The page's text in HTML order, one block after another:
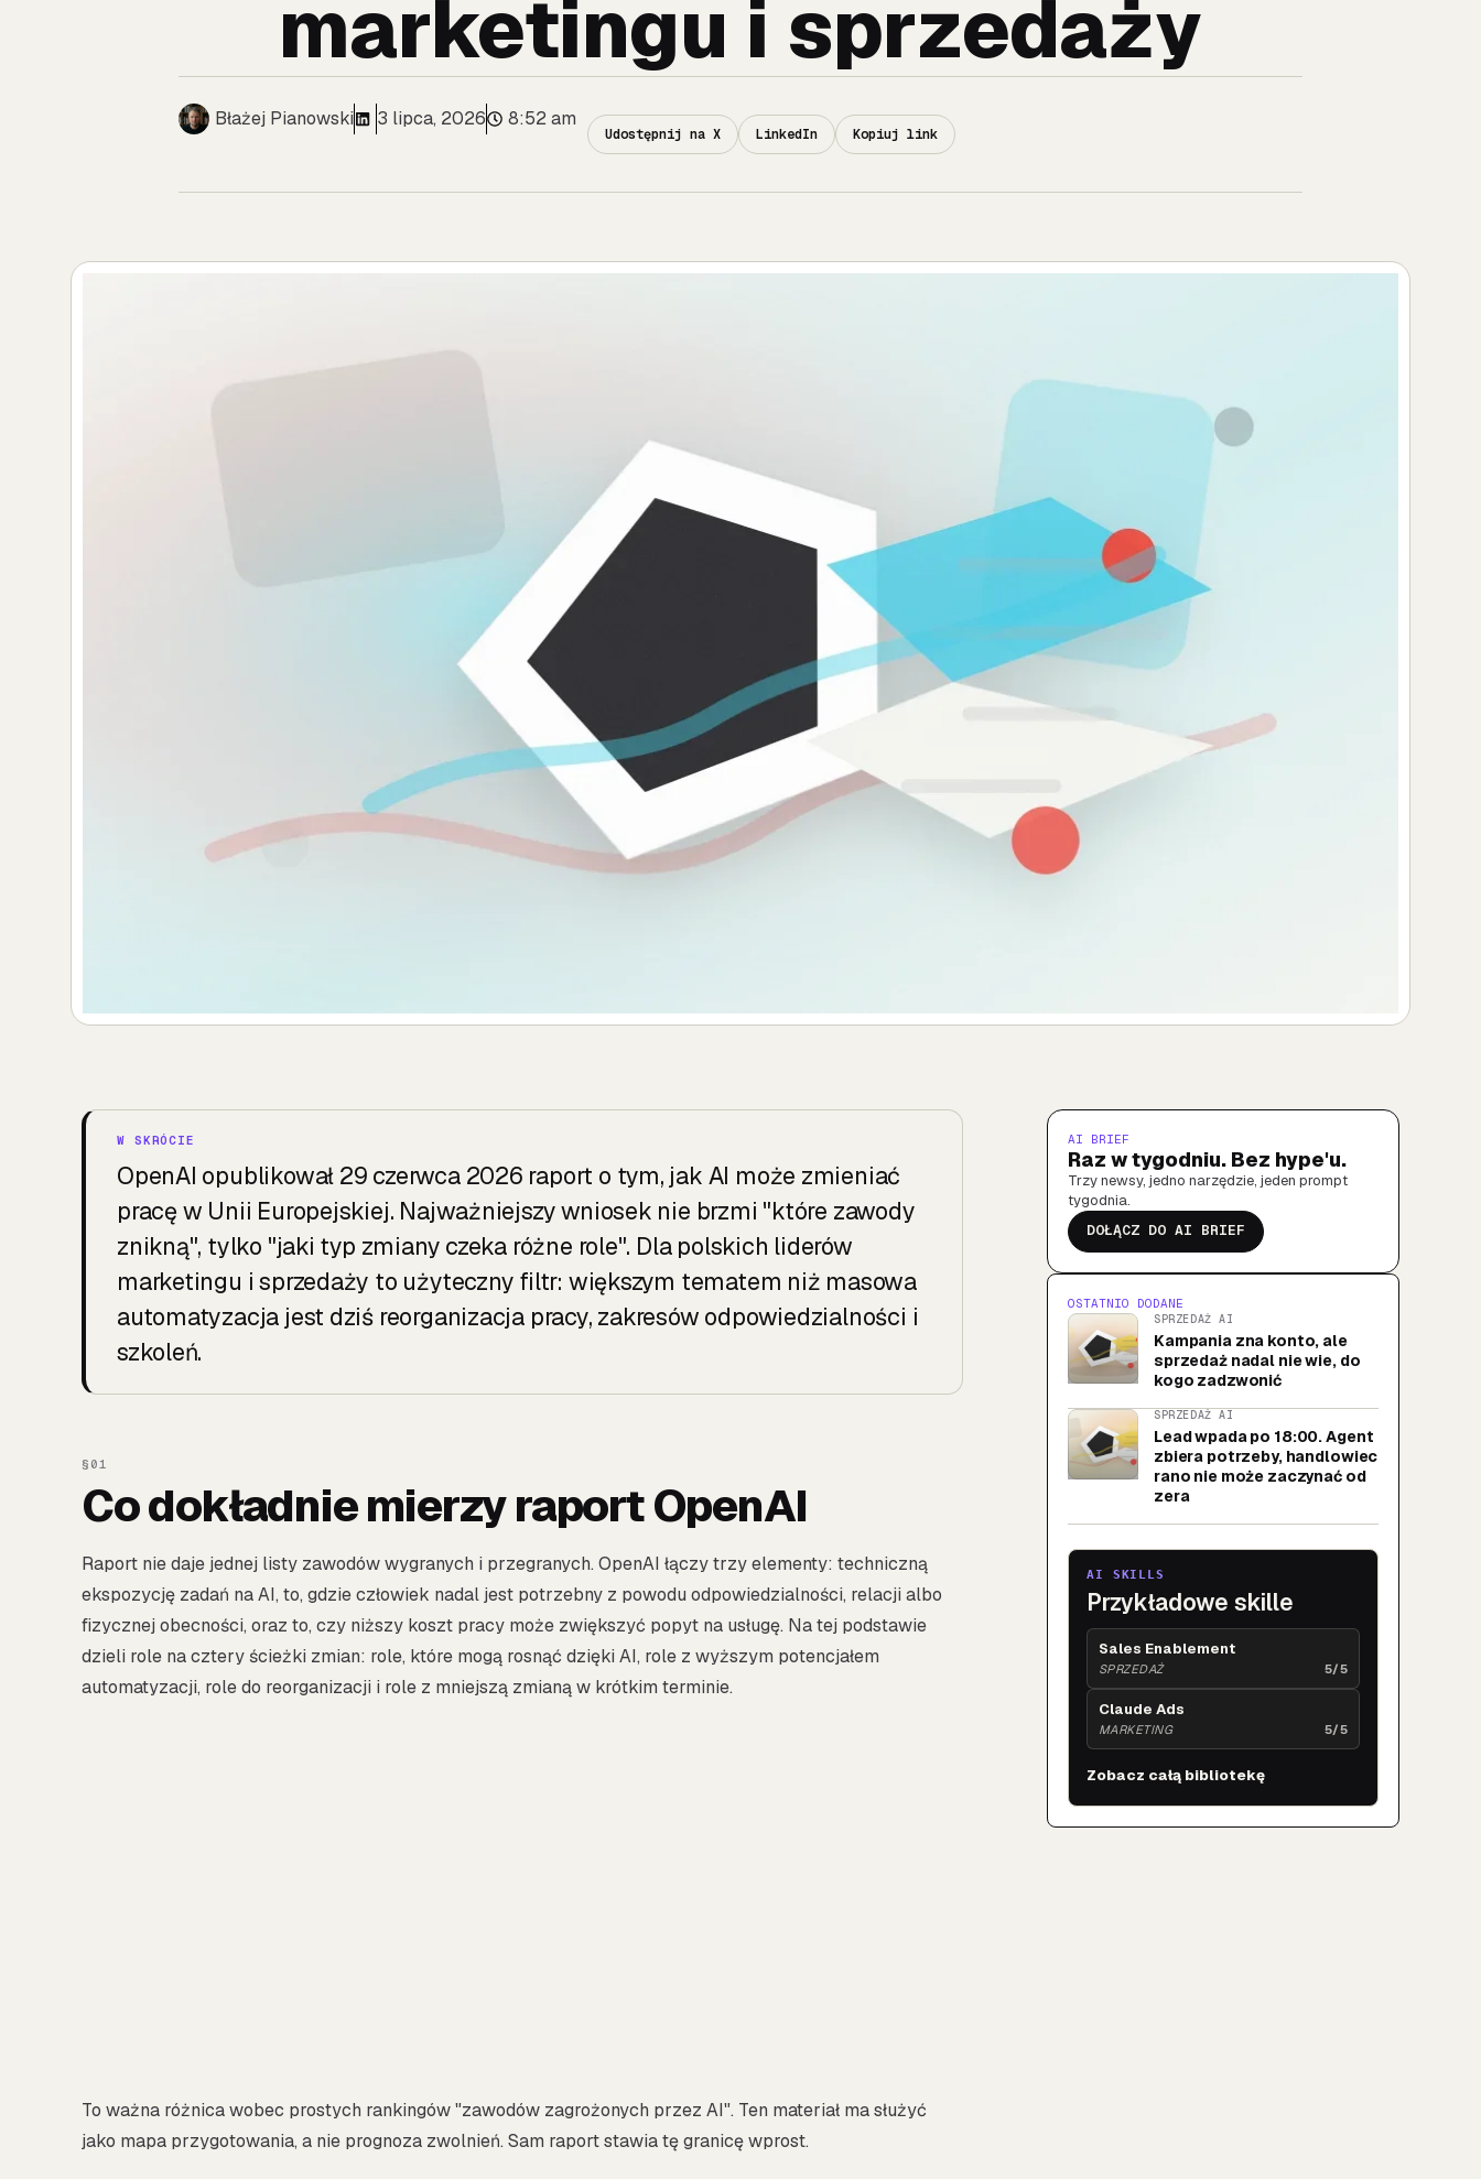
marketingu i sprzedaży
Błażej Pianowski 3 lipca, 2026 8:52 am
Udostępnij na X LinkedIn Kopiuj link
OpenAI opublikował 29 czerwca 2026 raport o tym, jak AI może zmieniać
pracę w Unii Europejskiej. Najważniejszy wniosek nie brzmi "które zawody
znikną", tylko "jaki typ zmiany czeka różne role". Dla polskich liderów
marketingu i sprzedaży to użyteczny filtr: większym tematem niż masowa
automatyzacja jest dziś reorganizacja pracy, zakresów odpowiedzialności i
szkoleń.
Co dokładnie mierzy raport OpenAI
Raport nie daje jednej listy zawodów wygranych i przegranych. OpenAI łączy trzy elementy: techniczną
ekspozycję zadań na AI, to, gdzie człowiek nadal jest potrzebny z powodu odpowiedzialności, relacji albo
fizycznej obecności, oraz to, czy niższy koszt pracy może zwiększyć popyt na usługę. Na tej podstawie
dzieli role na cztery ścieżki zmian: role, które mogą rosnąć dzięki AI, role z wyższym potencjałem
automatyzacji, role do reorganizacji i role z mniejszą zmianą w krótkim terminie.
To ważna różnica wobec prostych rankingów "zawodów zagrożonych przez AI". Ten materiał ma służyć
jako mapa przygotowania, a nie prognoza zwolnień. Sam raport stawia tę granicę wprost.
AI BRIEF
Raz w tygodniu. Bez hype'u.
Trzy newsy, jedno narzędzie, jeden prompt
tygodnia.
DOŁĄCZ DO AI BRIEF
OSTATNIO DODANE
SPRZEDAŻ AI
Kampania zna konto, ale
sprzedaż nadal nie wie, do
kogo zadzwonić
SPRZEDAŻ AI
Lead wpada po 18:00. Agent
zbiera potrzeby, handlowiec
rano nie może zaczynać od
zera
AI SKILLS
Przykładowe skille
Sales Enablement
SPRZEDAŻ 5/5
Claude Ads
MARKETING 5/5
Zobacz całą bibliotekę